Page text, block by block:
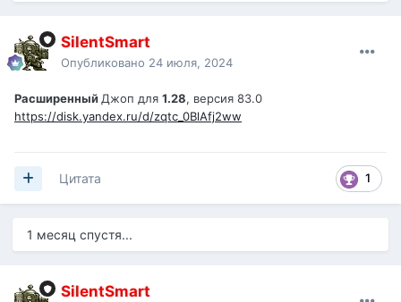
SilentSmart
Опубликовано 24 июля, 2024
РасширенныйДжоп для 1.28, версия 83.0
https://disk.yandex.ru/d/zqtc_0BlAfj2ww
1
Цитата
1 месяц спустя...
SilentSmart